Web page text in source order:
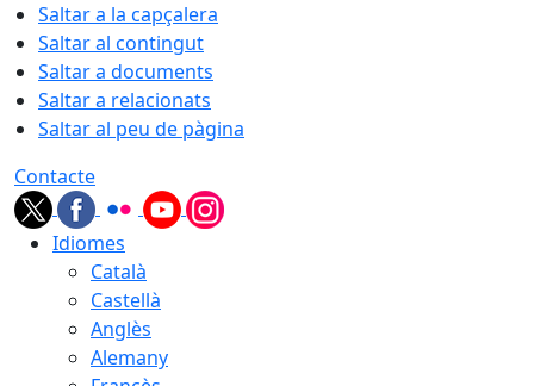
Saltar a la capçalera
Saltar al contingut
Saltar a documents
Saltar a relacionats
Saltar al peu de pàgina
Contacte
Idiomes
Català
Castellà
Anglès
Alemany